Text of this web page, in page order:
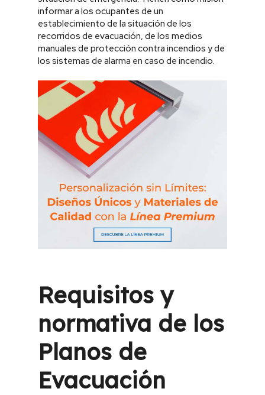
informar a los ocupantes de un
establecimiento de la situación de los
recorridos de evacuación, de los medios
manuales de protección contra incendios y de
los sistemas de alarma en caso de incendio.
Requisitos y
normativa de los
Planos de
Evacuación